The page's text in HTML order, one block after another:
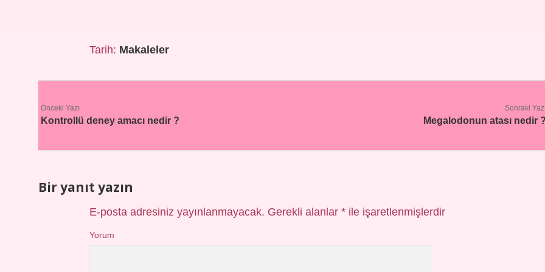
Tarih: Makaleler
Önceki Yazı
Kontrollü deney amacı nedir ?
Sonraki
Megalodonun atası nedir
Bir yanıt yazın
E-posta adresiniz yayınlanmayacak. Gerekli alanlar *ile işaretlenmişlerdir
Yorum